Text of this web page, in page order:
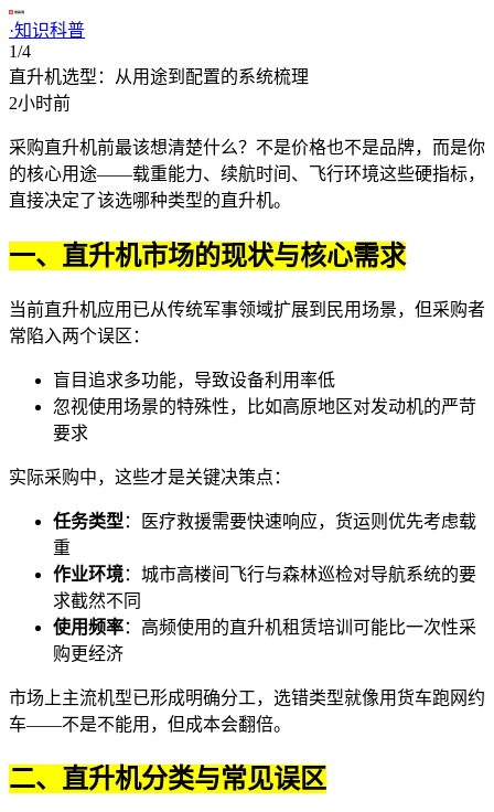
·知识科普
1/4
直升机选型：从用途到配置的系统梳理
2小时前
采购直升机前最该想清楚什么？不是价格也不是品牌，而是你
的核心用途——载重能力、续航时间、飞行环境这些硬指标，
直接决定了该选哪种类型的直升机。
一、直升机市场的现状与核心需求
当前直升机应用已从传统军事领域扩展到民用场景，但采购者
常陷入两个误区：
盲目追求多功能，导致设备利用率低
忽视使用场景的特殊性，比如高原地区对发动机的严苛
要求
实际采购中，这些才是关键决策点：
任务类型 ：医疗救援需要快速响应，货运则优先考虑载
重
作业环境：城市高楼间飞行与森林巡检对导航系统的要
求截然不同
使用频率：高频使用的直升机租赁培训 可能比一次性采
购更经济
市场上主流机型已形成明确分工，选错类型就像用货车跑网约
车——不是不能用，但成本会翻倍。
二、直升机分类与常见误区